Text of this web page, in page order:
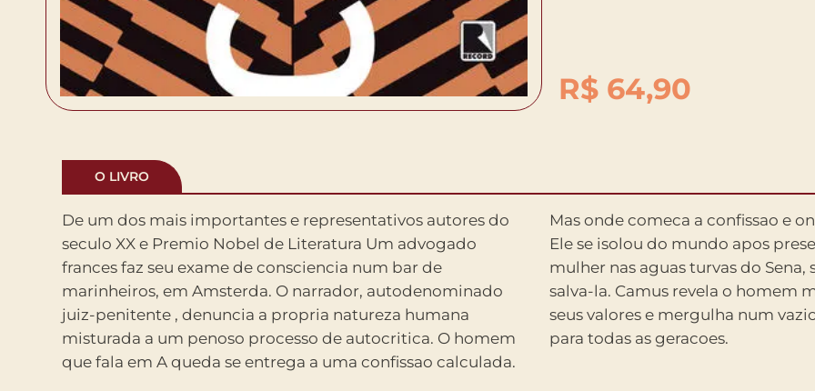
R$64,90
O LIVRO
De um dos mais importantes e representativos autores do
seculo XX e Premio Nobel de Literatura Um advogado
frances faz seu exame de consciencia num bar de
marinheiros, em Amsterda. O narrador, autodenominado
juiz-penitente , denuncia a propria natureza humana
misturada a um penoso processo de autocritica. O homem
que fala em A queda se entrega a uma confissao calculada.
Mas onde comeca a confissao e onde comeca a acusacao?
Ele se isolou do mundo apos presenciar o suicidio de uma
mulher nas aguas turvas do Sena, sem coragem de tentar
salva-la. Camus revela o homem moderno que abandona
seus valores e mergulha num vazio existencial. Fundamental
para todas as geracoes.